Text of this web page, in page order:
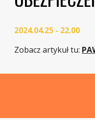
2024.04.25 - 22.00
Zobacz artykuł tu: